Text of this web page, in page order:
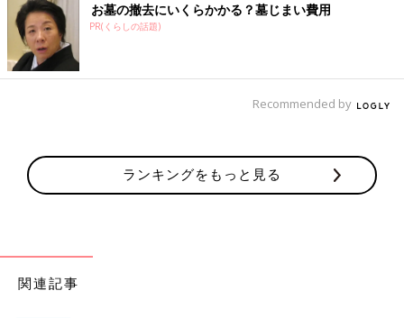
お墓の撤去にいくらかかる？墓じまい費用
PR(くらしの話題)
Recommended by
ランキングをもっと見る
関連記事